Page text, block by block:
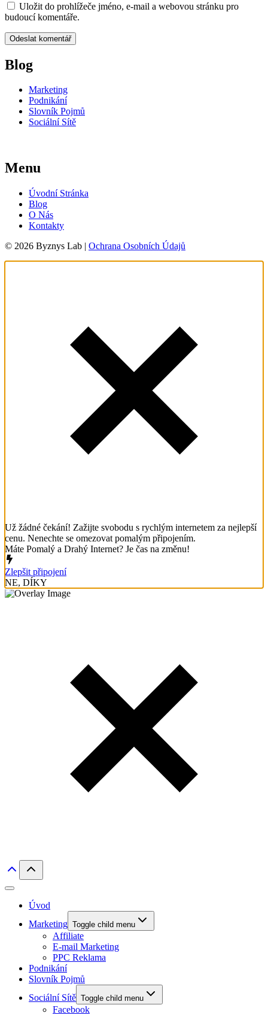
Uložit do prohlížeče jméno, e-mail a webovou stránku pro
budoucí komentáře.
Blog
Marketing
Podnikání
Slovník Pojmů
Sociální Sítě
Menu
Úvodní Stránka
Blog
O Nás
Kontakty
© 2026 Byznys Lab | Ochrana Osobních Údajů
Už žádné čekání! Zažijte svobodu s rychlým internetem za nejlepší
cenu. Nenechte se omezovat pomalým připojením.
Máte Pomalý a Drahý Internet? Je čas na změnu!
Zlepšit připojení
NE, DÍKY
Úvod
Marketing Toggle child menu
Affiliate
E-mail Marketing
PPC Reklama
Podnikání
Slovník Pojmů
Sociální Sítě Toggle child menu
Facebook